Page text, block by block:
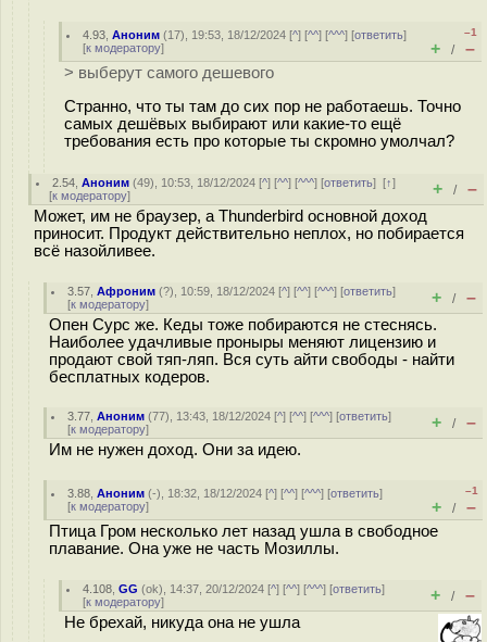
4.93 ,Аноним (17), 19:53, 18/12/2024 [^] [^^] [^^^] [ответить]
[к модератору]
–1
+ / –
> выберут самого дешевого
Странно, что ты там до сих пор не работаешь. Точно
самых дешёвых выбирают или какие-то ещё
требования есть про которые ты скромно умолчал?
2.54 ,Аноним (49), 10:53, 18/12/2024 [^] [^^] [^^^] [ответить][↑]
[к модератору] + / –
Может, им не браузер, а Thunderbird основной доход
приносит. Продукт действительно неплох, но побирается
всё назойливее.
3.57 ,Афроним (?), 10:59, 18/12/2024 [^] [^^] [^^^] [ответить]
[к модератору] + / –
Опен Сурс же. Кеды тоже побираются не стеснясь.
Наиболее удачливые проныры меняют лицензию и
продают свой тяп-ляп. Вся суть айти свободы - найти
бесплатных кодеров.
3.77 ,Аноним (77), 13:43, 18/12/2024 [^] [^^] [^^^] [ответить]
[к модератору] + / –
Им не нужен доход. Они за идею.
3.88 ,Аноним (-), 18:32, 18/12/2024 [^] [^^] [^^^] [ответить]
[к модератору]
–1
+ / –
Птица Гром несколько лет назад ушла в свободное
плавание. Она уже не часть Мозиллы.
4.108 ,GG (ok), 14:37, 20/12/2024 [^] [^^] [^^^] [ответить]
[к модератору] + / –
Не брехай, никуда она не ушла